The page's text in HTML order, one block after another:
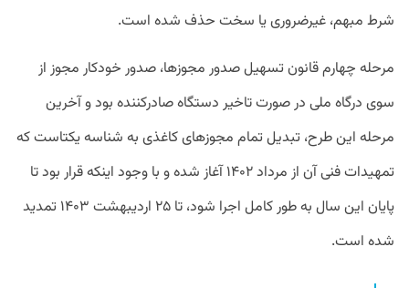
شرط مبهم، غیرضروری یا سخت حذف شده است.
مرحله چهارم قانون تسهیل صدور مجوزها، صدور خودکار مجوز از
سوی درگاه ملی در صورت تاخیر دستگاه صادرکننده بود و آخرین
مرحله این طرح، تبدیل تمام مجوزهای کاغذی به شناسه یکتاست که
تمهیدات فنی آن از مرداد ۱۴۰۲ آغاز شده و با وجود اینکه قرار بود تا
پایان این سال به طور کامل اجرا شود، تا ۲۵ اردیبهشت ۱۴۰۳ تمدید
شده است.